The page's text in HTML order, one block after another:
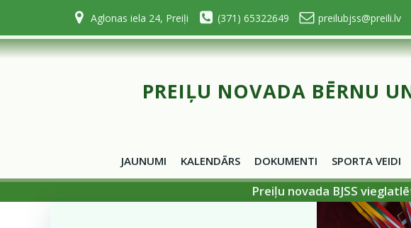
content
Aglonas iela 24, Preiļi (371) 65322649 preilubjss@preili.lv
PREIĻU NOVADA BĒRNU
JAUNUMI KALENDĀRS DOKUMENTI SPORTA VEIDI
Preiļu novada BJSS